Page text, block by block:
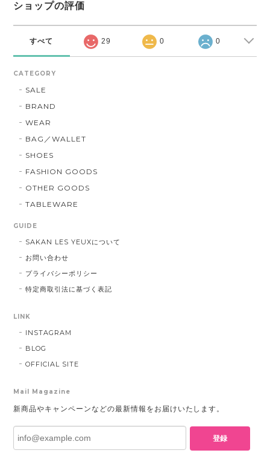
ショップの評価
すべて 29 0 0
CATEGORY
SALE
BRAND
WEAR
BAG／WALLET
SHOES
FASHION GOODS
OTHER GOODS
TABLEWARE
GUIDE
SAKAN LES YEUXについて
お問い合わせ
プライバシーポリシー
特定商取引法に基づく表記
LINK
INSTAGRAM
BLOG
OFFICIAL SITE
Mail Magazine
新商品やキャンペーンなどの最新情報をお届けいたします。
登録